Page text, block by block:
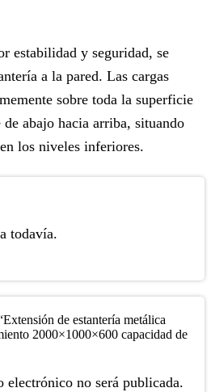
estabilidad y seguridad, se
a la pared. Las cargas
sobre toda la superficie
abajo hacia arriba, situando
los niveles inferiores.
todavía.
de estantería metálica
2000×1000×600 capacidad de
electrónico no será publicada.